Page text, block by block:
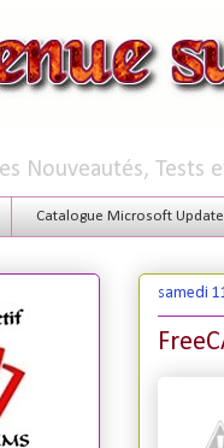
Nouveautés,
Catalogue Microsoft Update
samedi